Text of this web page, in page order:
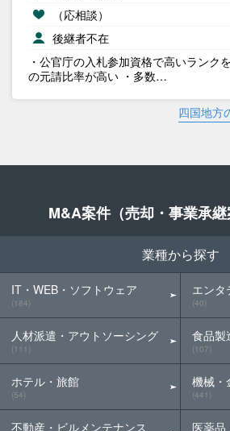
（応相談）
後継者不在
・公官庁の入札参加資格で高いランク
の元請比率が高い ・多数…
四国地方
M&A案件（売却・事業承
業種から探す
IT・WEB・ソフトウェア
(184)
人材派遣・アウトソーシング
(111)
ホテル・旅館
(54)
不動産・ビルメンテナンス
エンタ
(40)
食品製
(107)
機械・
(441)
医薬品